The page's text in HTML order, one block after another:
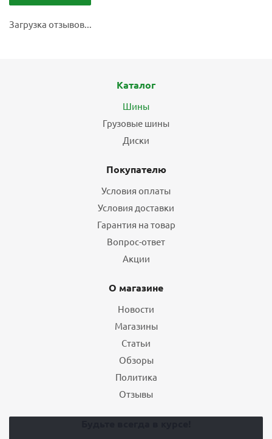
Загрузка отзывов...
Каталог
Шины
Грузовые шины
Диски
Покупателю
Условия оплаты
Условия доставки
Гарантия на товар
Вопрос-ответ
Акции
О магазине
Новости
Магазины
Статьи
Обзоры
Политика
Отзывы